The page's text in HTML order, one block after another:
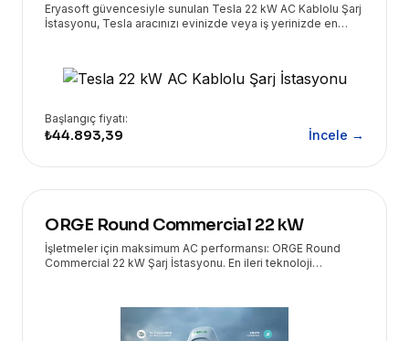
Eryasoft güvencesiyle sunulan Tesla 22 kW AC Kablolu Şarj
İstasyonu, Tesla aracınızı evinizde veya iş yerinizde en
Başlangıç fiyatı:
₺44.893,39 İncele →
ORGE Round Commercial 22 kW
İşletmeler için maksimum AC performansı: ORGE Round
Commercial 22 kW Şarj İstasyonu. En ileri teknoloji